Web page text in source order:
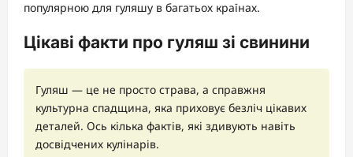
популярною для гуляшу в багатьох країнах.
Цікаві факти про гуляш зі свинини
Гуляш — це не просто страва, а справжня
культурна спадщина, яка приховує безліч цікавих
деталей. Ось кілька фактів, які здивують навіть
досвідчених кулінарів.